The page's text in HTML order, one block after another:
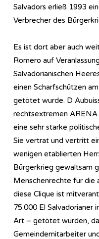
Salvadors erließ 1993
Verbrecher des
Es ist dort aber auch
Romero auf
Salvadorianischen
einen Scharfschützen
getötet wurde. D
rechtsextremen
eine sehr starke
Sie vertrat und vertritt
wenigen etablierten
Bürgerkrieg gewaltsam
Menschenrechte für die
diese Clique ist
75.000 El Salvadorianer
Art – getötet wurden,
Gemeindemitarbeiter